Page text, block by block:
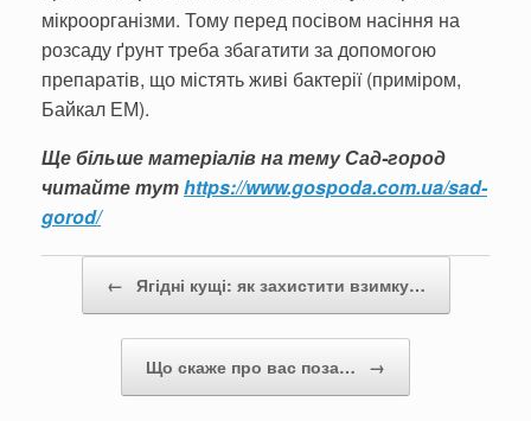
мікроорганізми. Тому перед посівом насіння на
розсаду ґрунт треба збагати­ти за допомогою
препаратів, що містять живі бактерії (приміром,
Байкал ЕМ).
Ще більше матеріалів на тему Сад-город
читайте тутhttps://www.gospoda.com.ua/sad-
gorod/
← Ягідні кущі: як захистити взимку…
Що скаже про вас поза… →